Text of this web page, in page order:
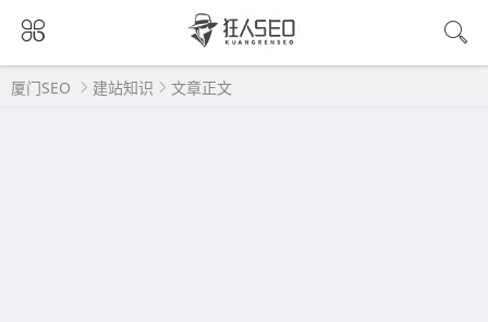
厦门SEO 建站知识 文章正文